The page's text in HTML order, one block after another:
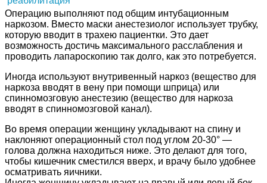
Операцию выполняют под общим интубационным
наркозом. Вместо маски анестезиолог использует трубку,
которую вводит в трахею пациентки. Это дает
возможность достичь максимального расслабления и
проводить лапароскопию так долго, как это потребуется.
Иногда используют внутривенный наркоз (вещество для
наркоза вводят в вену при помощи шприца) или
спинномозговую анестезию (вещество для наркоза
вводят в спинномозговой канал).
Во время операции женщину укладывают на спину и
наклоняют операционный стол под углом 20-30° —
голова должна находиться ниже. Это делают для того,
чтобы кишечник сместился вверх, и врачу было удобнее
осматривать яичники.